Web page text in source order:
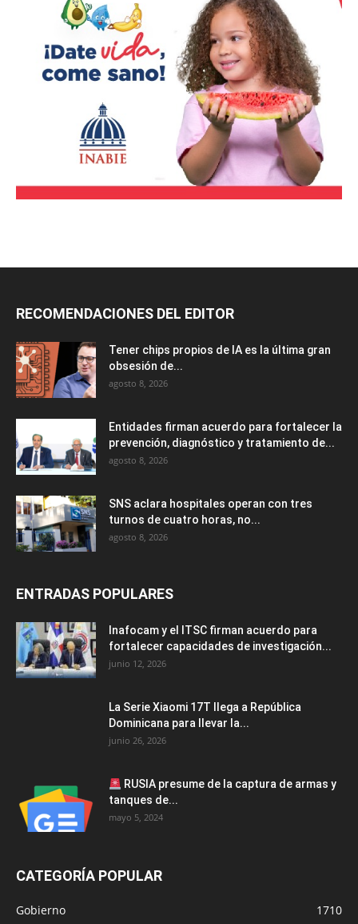
RECOMENDACIONES DEL EDITOR
Tener chips propios de IA es la última gran
obsesión de...
agosto 8, 2026
Entidades firman acuerdo para fortalecer la
prevención, diagnóstico y tratamiento de...
agosto 8, 2026
SNS aclara hospitales operan con tres
turnos de cuatro horas, no...
agosto 8, 2026
ENTRADAS POPULARES
Inafocam y el ITSC firman acuerdo para
fortalecer capacidades de investigación...
junio 12, 2026
La Serie Xiaomi 17T llega a República
Dominicana para llevar la...
junio 26, 2026
RUSIA presume de la captura de armas y
tanques de...
mayo 5, 2024
CATEGORÍA POPULAR
Gobierno
1710